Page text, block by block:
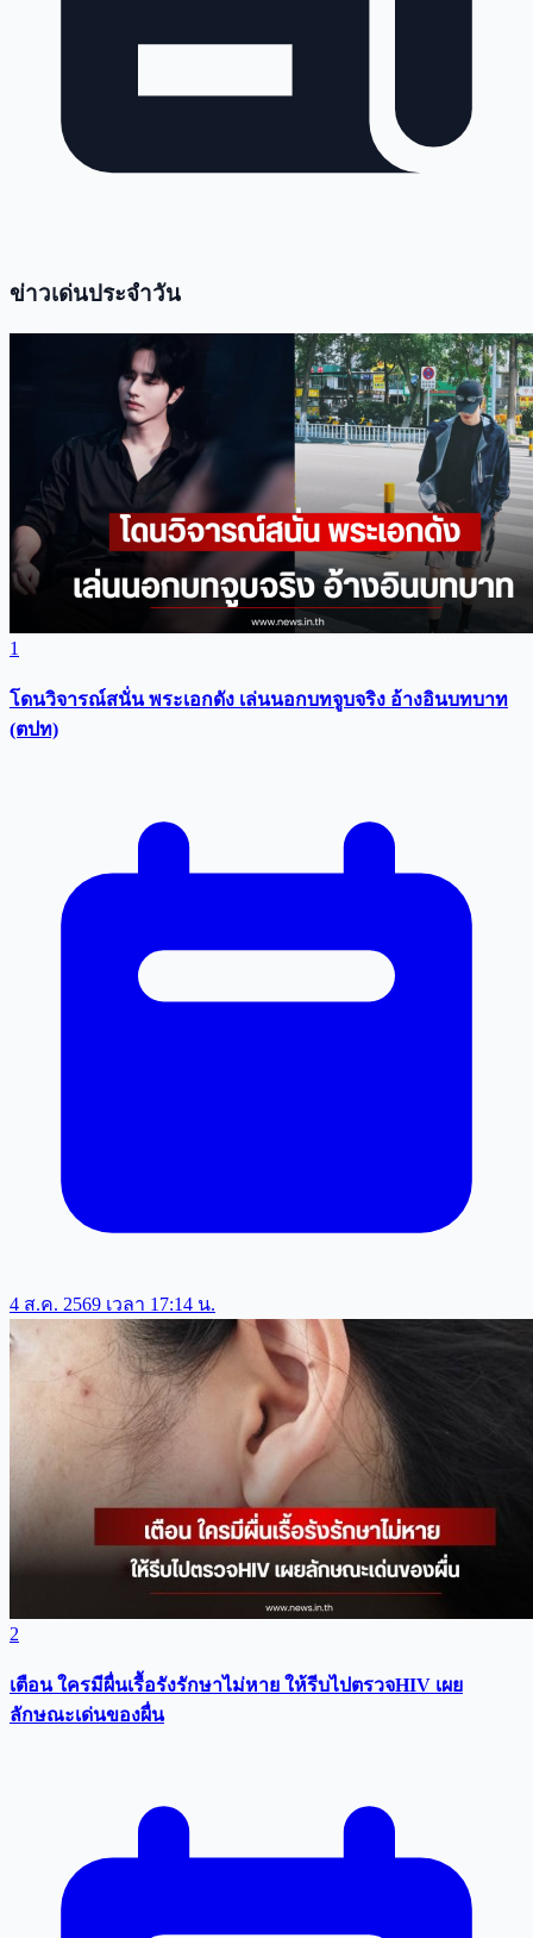
ข่าวเด่นประจำวัน
1
โดนวิจารณ์สนั่น พระเอกดัง เล่นนอกบทจูบจริง อ้างอินบทบาท
(ตปท)
4 ส.ค. 2569 เวลา 17:14 น.
2
เตือน ใครมีผื่นเรื้อรังรักษาไม่หาย ให้รีบไปตรวจHIV เผย
ลักษณะเด่นของผื่น